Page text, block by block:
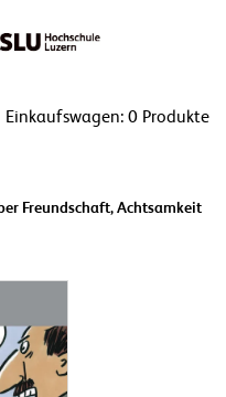
Einkaufswagen: 0 Produkte
Freundschaft, Achtsamkeit